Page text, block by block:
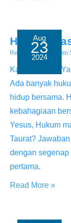
Aug
23
2024
Hukum
Renungan/ By
Kasih, Hukum
Ada banyak
hidup bersama.
kebahagiaan
Yesus, Hukum
Taurat?
dengan segenap
pertama.
Hukum
Read More »